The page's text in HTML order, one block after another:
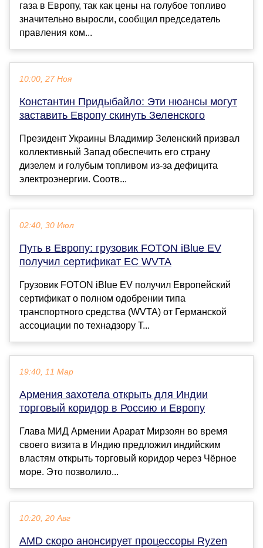
газа в Европу, так как цены на голубое топливо
значительно выросли, сообщил председатель
правления ком...
10:00, 27 Ноя
Константин Придыбайло: Эти нюансы могут
заставить Европу скинуть Зеленского
Президент Украины Владимир Зеленский призвал
коллективный Запад обеспечить его страну
дизелем и голубым топливом из-за дефицита
электроэнергии. Соотв...
02:40, 30 Июл
Путь в Европу: грузовик FOTON iBlue EV
получил сертификат ЕС WVTA
Грузовик FOTON iBlue EV получил Европейский
сертификат о полном одобрении типа
транспортного средства (WVTA) от Германской
ассоциации по технадзору T...
19:40, 11 Мар
Армения захотела открыть для Индии
торговый коридор в Россию и Европу
Глава МИД Армении Арарат Мирзоян во время
своего визита в Индию предложил индийским
властям открыть торговый коридор через Чёрное
море. Это позволило...
10:20, 20 Авг
AMD скоро анонсирует процессоры Ryzen